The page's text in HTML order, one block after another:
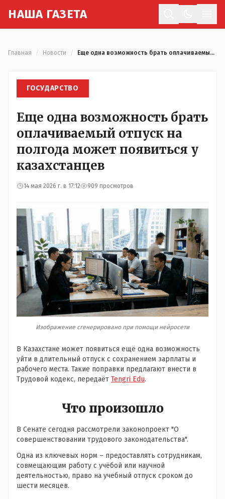
НАША ГАЗЕТА
Главная Новости Еще одна возможность брать оплачиваемый отпуск на полгода может появиться у казахстанцев
ГОСУДАРСТВО
Еще одна возможность брать
оплачиваемый отпуск на
полгода может появиться у
казахстанцев
14 мая 2026 г. в 17:12 909 просмотров
Изображение сгенерировано при помощи нейросети
В Казахстане может появиться ещё одна возможность
уйти в длительный отпуск с сохранением зарплаты и
рабочего места. Такие поправки предлагают внести в
Трудовой кодекс, передаёт Tengri Edu.
Что произошло
В Сенате сегодня рассмотрели законопроект "О
совершенствовании трудового законодательства".
Одна из ключевых норм – предоставлять сотрудникам,
совмещающим работу с учёбой или научной
деятельностью, право на учебный отпуск сроком до
шести месяцев.